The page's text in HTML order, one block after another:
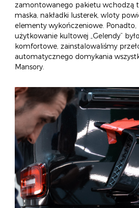
zamontowanego pakietu wchodzą
maska, nakładki lusterek, wloty
elementy wykończeniowe.
użytkowanie kultowej „Gelendy”
komfortowe, zainstalowaliśmy
automatycznego domykania
Mansory.